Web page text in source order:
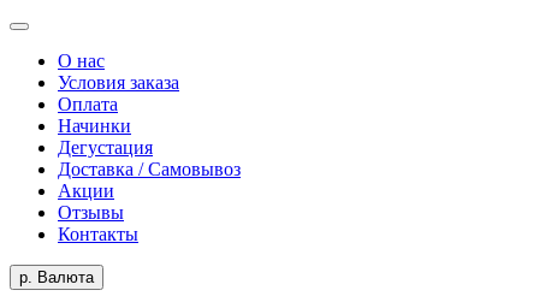
О нас
Условия заказа
Оплата
Начинки
Дегустация
Доставка / Самовывоз
Акции
Отзывы
Контакты
р. Валюта